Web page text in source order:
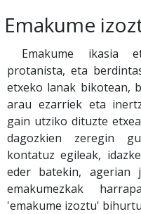
Emakume
Emakume ikasia
protanista, eta
etxeko lanak bikotean,
arau ezarriek eta
gain utziko dituzte
dagozkien zeregin
kontatuz egileak,
eder batekin, agerian
emakumezkak
'emakume izoztu'